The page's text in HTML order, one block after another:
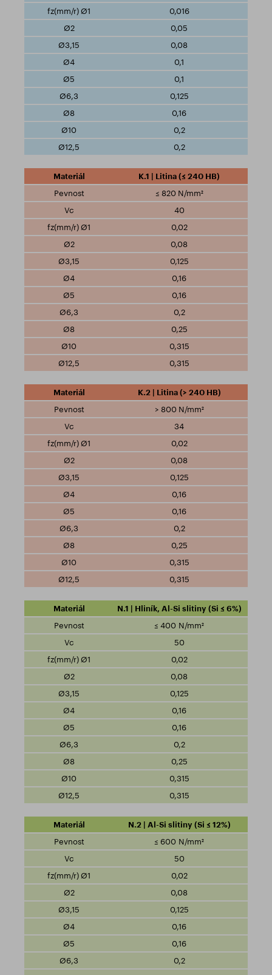
0,016
0,05
0,08
0,1
0,1
0,125
0,16
0,2
0,2
K.1 | Litina (≤ 240 HB)
≤ 820 N/mm²
40
0,02
0,08
0,125
0,16
0,16
0,2
0,25
0,315
0,315
K.2 | Litina (> 240 HB)
> 800 N/mm²
34
0,02
0,08
0,125
0,16
0,16
0,2
0,25
0,315
0,315
N.1 | Hliník, Al-Si slitiny (Si ≤ 6%)
≤ 400 N/mm²
50
0,02
0,08
0,125
0,16
0,16
0,2
0,25
0,315
0,315
N.2 | Al-Si slitiny (Si ≤ 12%)
≤ 600 N/mm²
50
0,02
0,08
0,125
0,16
0,16
0,2